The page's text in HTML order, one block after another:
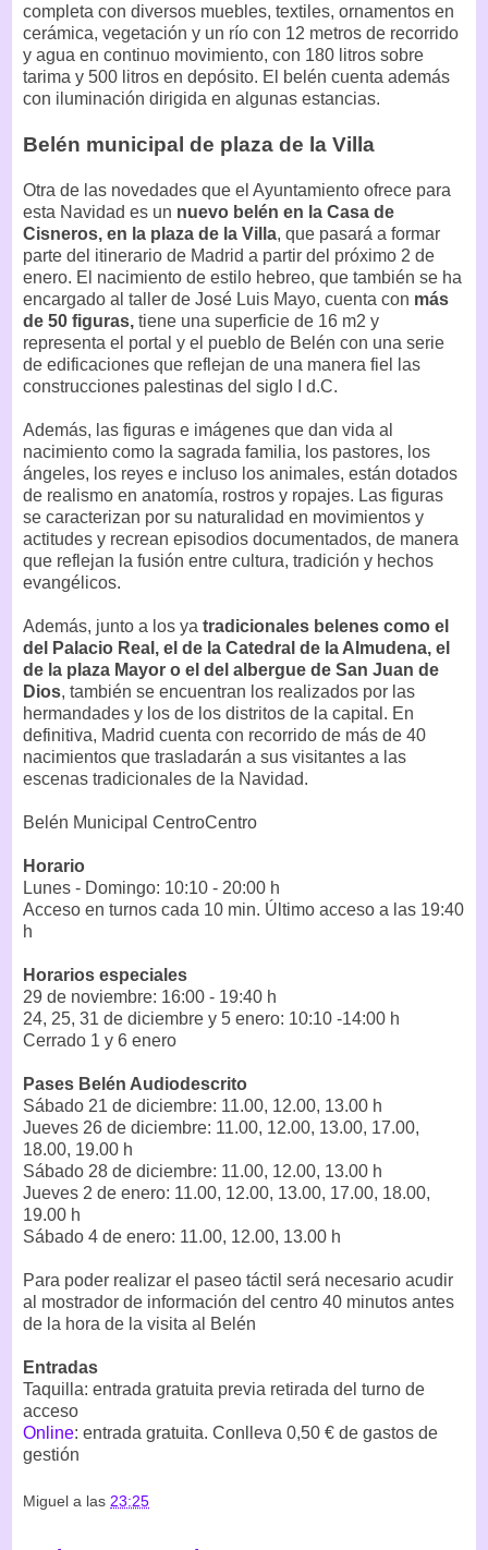
completa con diversos muebles, textiles, ornamentos en
cerámica, vegetación y un río con 12 metros de recorrido
y agua en continuo movimiento, con 180 litros sobre
tarima y 500 litros en depósito. El belén cuenta además
con iluminación dirigida en algunas estancias.
Belén municipal de plaza de la Villa
Otra de las novedades que el Ayuntamiento ofrece para
esta Navidad es un nuevo belén en la Casa de
Cisneros, en la plaza de la Villa, que pasará a formar
parte del itinerario de Madrid a partir del próximo 2 de
enero. El nacimiento de estilo hebreo, que también se ha
encargado al taller de José Luis Mayo, cuenta con más
de 50 figuras, tiene una superficie de 16 m2 y
representa el portal y el pueblo de Belén con una serie
de edificaciones que reflejan de una manera fiel las
construcciones palestinas del siglo I d.C.
Además, las figuras e imágenes que dan vida al
nacimiento como la sagrada familia, los pastores, los
ángeles, los reyes e incluso los animales, están dotados
de realismo en anatomía, rostros y ropajes. Las figuras
se caracterizan por su naturalidad en movimientos y
actitudes y recrean episodios documentados, de manera
que reflejan la fusión entre cultura, tradición y hechos
evangélicos.
Además, junto a los ya tradicionales belenes como el
del Palacio Real, el de la Catedral de la Almudena, el
de la plaza Mayor o el del albergue de San Juan de
Dios, también se encuentran los realizados por las
hermandades y los de los distritos de la capital. En
definitiva, Madrid cuenta con recorrido de más de 40
nacimientos que trasladarán a sus visitantes a las
escenas tradicionales de la Navidad.
Belén Municipal CentroCentro
Horario
Lunes - Domingo: 10:10 - 20:00 h
Acceso en turnos cada 10 min. Último acceso a las 19:40
h
Horarios especiales
29 de noviembre: 16:00 - 19:40 h
24, 25, 31 de diciembre y 5 enero: 10:10 -14:00 h
Cerrado 1 y 6 enero
Pases Belén Audiodescrito
Sábado 21 de diciembre: 11.00, 12.00, 13.00 h
Jueves 26 de diciembre: 11.00, 12.00, 13.00, 17.00,
18.00, 19.00 h
Sábado 28 de diciembre: 11.00, 12.00, 13.00 h
Jueves 2 de enero: 11.00, 12.00, 13.00, 17.00, 18.00,
19.00 h
Sábado 4 de enero: 11.00, 12.00, 13.00 h
Para poder realizar el paseo táctil será necesario acudir
al mostrador de información del centro 40 minutos antes
de la hora de la visita al Belén
Entradas
Taquilla: entrada gratuita previa retirada del turno de
acceso
Online: entrada gratuita. Conlleva 0,50 € de gastos de
gestión
Miguel a las 23:25